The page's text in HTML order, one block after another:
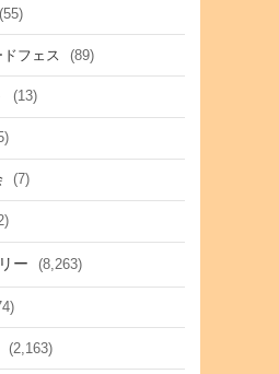
(55)
フェス (89)
(13)
(7)
ー (8,263)
(2,163)